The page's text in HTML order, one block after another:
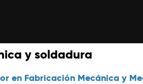
y soldadura
en Fabricación Mecánica y